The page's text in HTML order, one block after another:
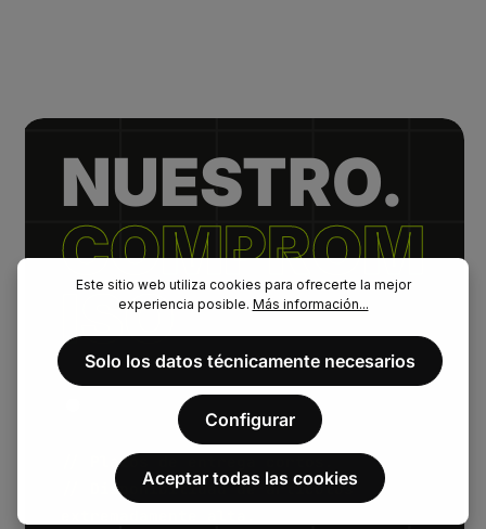
NUESTRO.
COMPROM
ISO
.
// Plazos de entrega cortos.
// Disponibilidad de artículos
Este sitio web utiliza cookies para ofrecerte la mejor
experiencia posible. Más información...
Solo los datos técnicamente necesarios
Configurar
Aceptar todas las cookies